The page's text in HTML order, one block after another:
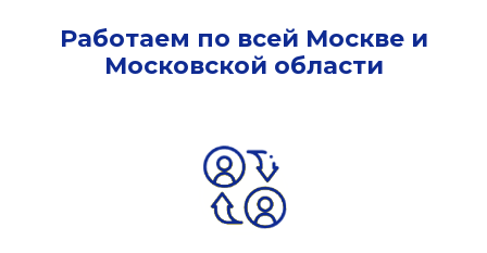
Работаем по всей Москве и
Московской области